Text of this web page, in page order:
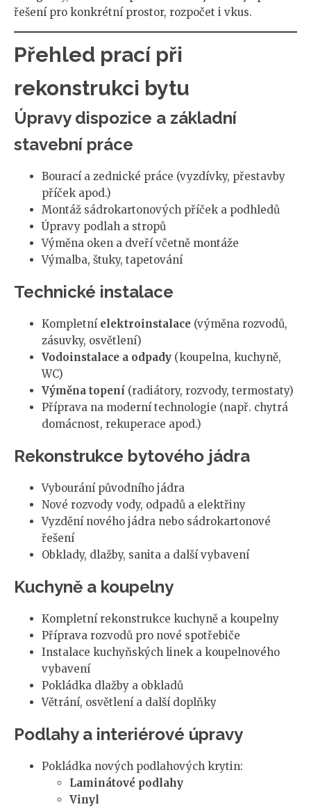
řešení pro konkrétní prostor, rozpočet i vkus.
Přehled prací při
rekonstrukci bytu
Úpravy dispozice a základní
stavební práce
Bourací a zednické práce (vyzdívky, přestavby
příček apod.)
Montáž sádrokartonových příček a podhledů
Úpravy podlah a stropů
Výměna oken a dveří včetně montáže
Výmalba, štuky, tapetování
Technické instalace
Kompletní elektroinstalace (výměna rozvodů,
zásuvky, osvětlení)
Vodoinstalace a odpady (koupelna, kuchyně,
WC)
Výměna topení (radiátory, rozvody, termostaty)
Příprava na moderní technologie (např. chytrá
domácnost, rekuperace apod.)
Rekonstrukce bytového jádra
Vybourání původního jádra
Nové rozvody vody, odpadů a elektřiny
Vyzdění nového jádra nebo sádrokartonové
řešení
Obklady, dlažby, sanita a další vybavení
Kuchyně a koupelny
Kompletní rekonstrukce kuchyně a koupelny
Příprava rozvodů pro nové spotřebiče
Instalace kuchyňských linek a koupelnového
vybavení
Pokládka dlažby a obkladů
Větrání, osvětlení a další doplňky
Podlahy a interiérové úpravy
Pokládka nových podlahových krytin:
Laminátové podlahy
Vinyl